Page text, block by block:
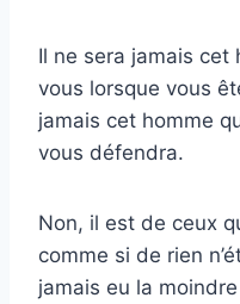
Il ne sera jamais cet
vous lorsque vous
jamais cet homme
vous défendra.
Non, il est de ceux
comme si de rien
jamais eu la